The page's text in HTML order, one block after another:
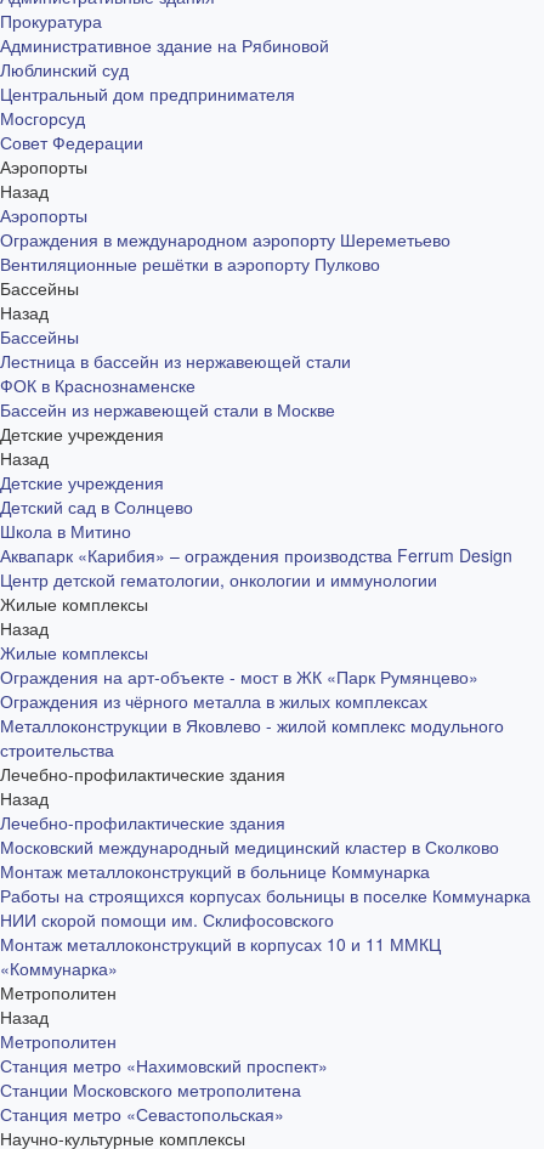
Прокуратура
Административное здание на Рябиновой
Люблинский суд
Центральный дом предпринимателя
Мосгорсуд
Совет Федерации
Аэропорты
Назад
Аэропорты
Ограждения в международном аэропорту Шереметьево
Вентиляционные решётки в аэропорту Пулково
Бассейны
Назад
Бассейны
Лестница в бассейн из нержавеющей стали
ФОК в Краснознаменске
Бассейн из нержавеющей стали в Москве
Детские учреждения
Назад
Детские учреждения
Детский сад в Солнцево
Школа в Митино
Аквапарк «Карибия» – ограждения производства Ferrum Design
Центр детской гематологии, онкологии и иммунологии
Жилые комплексы
Назад
Жилые комплексы
Ограждения на арт-объекте - мост в ЖК «Парк Румянцево»
Ограждения из чёрного металла в жилых комплексах
Металлоконструкции в Яковлево - жилой комплекс модульного
строительства
Лечебно-профилактические здания
Назад
Лечебно-профилактические здания
Московский международный медицинский кластер в Сколково
Монтаж металлоконструкций в больнице Коммунарка
Работы на строящихся корпусах больницы в поселке Коммунарка
НИИ скорой помощи им. Склифосовского
Монтаж металлоконструкций в корпусах 10 и 11 ММКЦ
«Коммунарка»
Метрополитен
Назад
Метрополитен
Станция метро «Нахимовский проспект»
Станции Московского метрополитена
Станция метро «Севастопольская»
Научно-культурные комплексы